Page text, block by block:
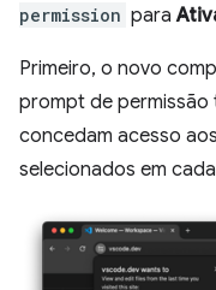
permission para
Primeiro, o novo
prompt de permissão
concedam acesso
selecionados em